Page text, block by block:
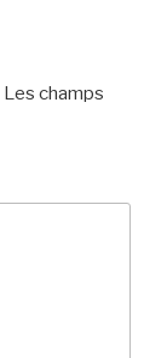
Les champs